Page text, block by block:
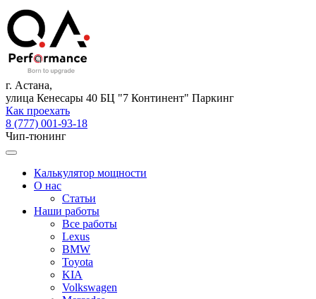
г. Астана,
улица Кенесары 40 БЦ "7 Континент" Паркинг
Как проехать
8 (777) 001-93-18
Чип-тюнинг
Калькулятор мощности
О нас
Статьи
Наши работы
Все работы
Lexus
BMW
Toyota
KIA
Volkswagen